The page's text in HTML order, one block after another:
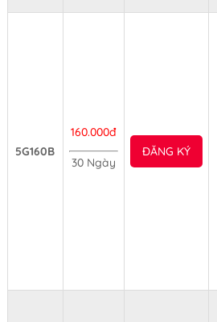
5G160B
160.000đ
30 Ngày
ĐĂNG KÝ